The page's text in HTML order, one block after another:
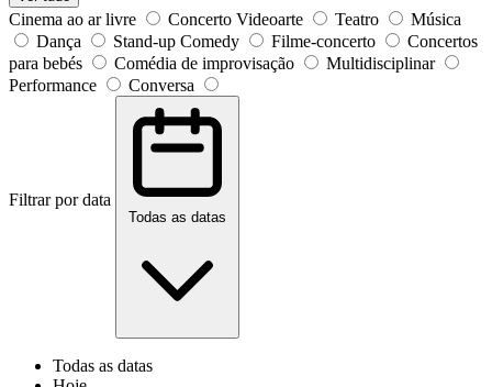
Cinema ao ar livre Concerto Videoarte Teatro
Música
Dança
Stand-up Comedy Filme-concerto
Concertos
para bebés
Comédia de improvisação
Multidisciplinar
Performance
Conversa
Filtrar por data
Todas as datas
Todas as datas